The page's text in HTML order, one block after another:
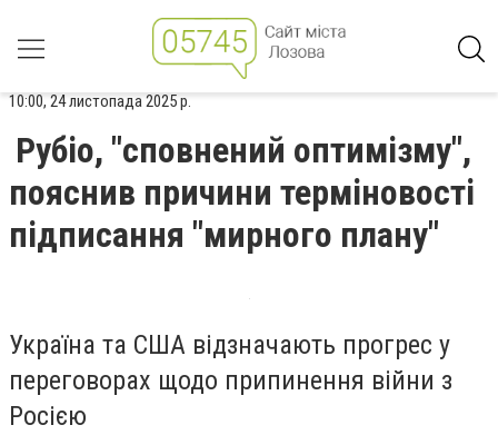
10:00, 24 листопада 2025 р.
Рубіо, "сповнений оптимізму",
пояснив причини терміновості
підписання "мирного плану"
Україна та США відзначають прогрес у
переговорах щодо припинення війни з
Росією